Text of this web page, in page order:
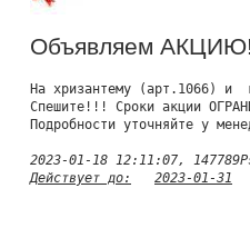
Объявляем
На хризантему (арт.1066) и
Спешите!!! Сроки акции
2023-01-18 12:11:07,
Действует до:	2023-01-31